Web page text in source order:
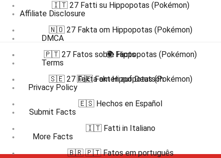
Affiliate Disclosure
DMCA
Terms
Privacy Policy
Submit Facts
More Facts
🇮🇹 27 Fatti su Hippopotas (Pokémon)
🇳🇴 27 Fakta om Hippopotas (Pokémon)
🇵🇹 27 Fatos sobre Hippopotas (Pokémon)
🇸🇪 27 Fakta om Hippopotas (Pokémon)
🌍 Facts
🇩🇪 Fakten auf Deutsch
🇪🇸 Hechos en Español
🇮🇹 Fatti in Italiano
🇧🇷 🇵🇹 Fatos em português